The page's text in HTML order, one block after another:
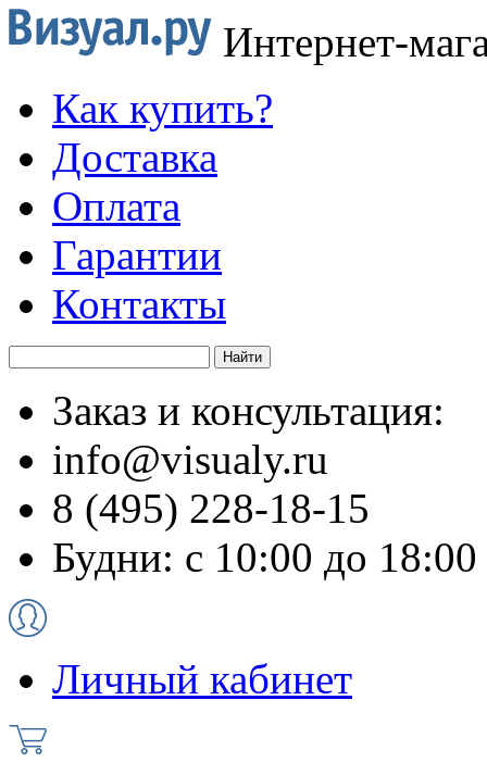
Интернет-
Как купить?
Доставка
Оплата
Гарантии
Контакты
Заказ и консультация:
info@visualy.ru
8 (495) 228-18-15
Будни: с 10:00 до 18:00
Личный кабинет